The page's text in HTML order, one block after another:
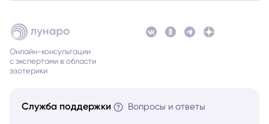
Онлайн-консультации
с экспертами в области
эзотерики
Служба поддержки Вопросы и ответы